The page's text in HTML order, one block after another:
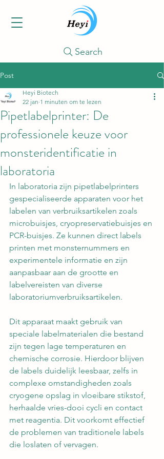
Search
Post
Pipetlabelprinter: De
professionele keuze voor
monsteridentificatie in
laboratoria
Heyi Biotech
22 jan 1 minuten om te lezen
In laboratoria zijn pipetlabelprinters
gespecialiseerde apparaten voor het
labelen van verbruiksartikelen zoals
microbuisjes, cryopreservatiebuisjes en
PCR-buisjes. Ze kunnen direct labels
printen met monsternummers en
experimentele informatie en zijn
aanpasbaar aan de grootte en
labelvereisten van diverse
laboratoriumverbruiksartikelen.
Dit apparaat maakt gebruik van
speciale labelmaterialen die bestand
zijn tegen lage temperaturen en
chemische corrosie. Hierdoor blijven
de labels duidelijk leesbaar, zelfs in
complexe omstandigheden zoals
cryogene opslag in vloeibare stikstof,
herhaalde vries-dooi cycli en contact
met reagentia. Dit voorkomt effectief
de problemen van traditionele labels
die loslaten of vervagen.